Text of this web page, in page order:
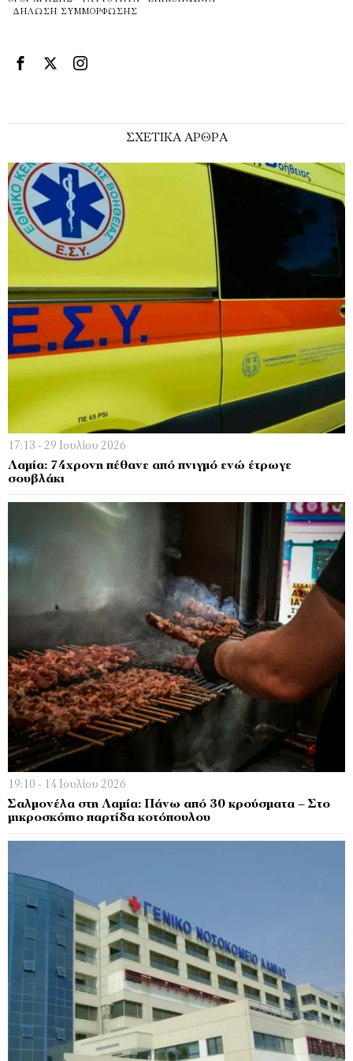
ΔΉΛΩΣΗ ΣΥΜΜΌΡΦΩΣΗΣ
ΣΧΕΤΙΚΑ ΑΡΘΡΑ
17:13 - 29 Ιουλίου 2026
Λαμία: 74χρονη πέθανε από πνιγμό ενώ έτρωγε
σουβλάκι
19:10 - 14 Ιουλίου 2026
Σαλμονέλα στη Λαμία: Πάνω από 30 κρούσματα – Στο
μικροσκόπιο παρτίδα κοτόπουλου